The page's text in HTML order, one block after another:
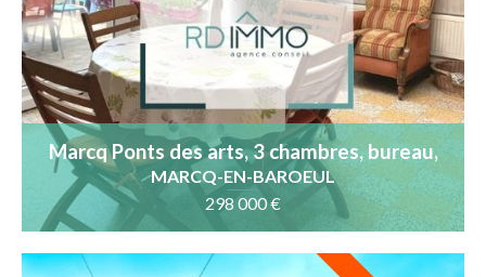
Marcq Ponts des arts, 3 chambres, bureau,
garage, jardin
MARCQ-EN-BAROEUL
298 000 €